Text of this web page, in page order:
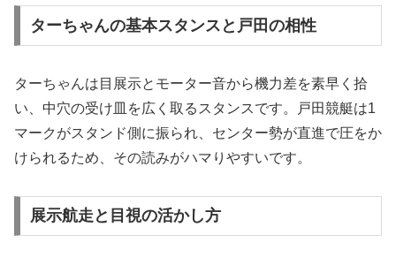
ターちゃんの基本スタンスと戸田の相性
ターちゃんは目展示とモーター音から機力差を素早く拾
い、中穴の受け皿を広く取るスタンスです。戸田競艇は1
マークがスタンド側に振られ、センター勢が直進で圧をか
けられるため、その読みがハマりやすいです。
展示航走と目視の活かし方